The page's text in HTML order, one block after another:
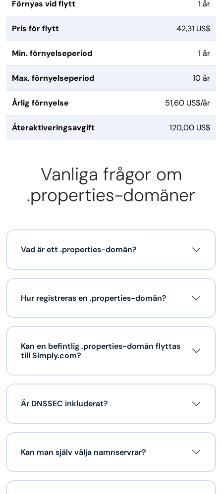
Förnyas vid flytt 1 år
Pris för flytt 42,31 US$
Min. förnyelseperiod 1 år
Max. förnyelseperiod 10 år
Årlig förnyelse 51,60 US$/år
Återaktiveringsavgift 120,00 US$
Vanliga frågor om
.properties-domäner
Vad är ett .properties-domän?
Hur registreras en .properties-domän?
Kan en befintlig .properties-domän flyttas
till Simply.com?
Är DNSSEC inkluderat?
Kan man själv välja namnservrar?